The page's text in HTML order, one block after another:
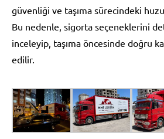
güvenliği ve taşıma sürecindeki
Bu nedenle, sigorta seçeneklerini
inceleyip, taşıma öncesinde doğru
edilir.